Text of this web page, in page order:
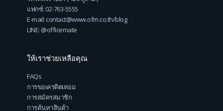
แฟกซ์: 02-763-5555
E-mail: contact@www.ofm.co.th/blog
LINE: @officemate
ให้เราช่วยเหลือคุณ
FAQs
การขอเครดิตเทอม
การสมัครสมาชิก
การค้นหาสินค้า